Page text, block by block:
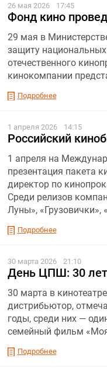
26 мая 2026 17:45
Фонд кино
29 мая в
защиту
отечественного
кинокомпании
Подробнее
1 апреля 2026 14:15
Российский
1 апреля на
презентация пакета
директор по
Среди релизов
Луны», «Грузовички»,
Подробнее
30 марта 2026 21:10
День ЦПШ: 30
30 марта в
дистрибьютор,
годы, среди них —
семейный фильм «Моя
Подробнее